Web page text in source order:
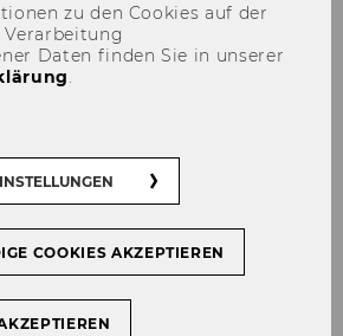
sind neue Ma­te­ria­li­en
eine kurze Be­schrei­
zu den Cookies auf der
Daten finden Sie in unserer
COOKIES AKZEPTIEREN